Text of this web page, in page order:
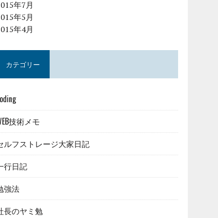
年7月
年5月
年4月
カテゴリー
技術メモ
ルフストレージ大家日記
行日記
強法
長のヤミ勉